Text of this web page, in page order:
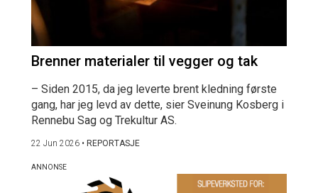
Brenner materialer til vegger og tak
– Siden 2015, da jeg leverte brent kledning første
gang, har jeg levd av dette, sier Sveinung Kosberg i
Rennebu Sag og Trekultur AS.
22 Jun 2026 • REPORTASJE